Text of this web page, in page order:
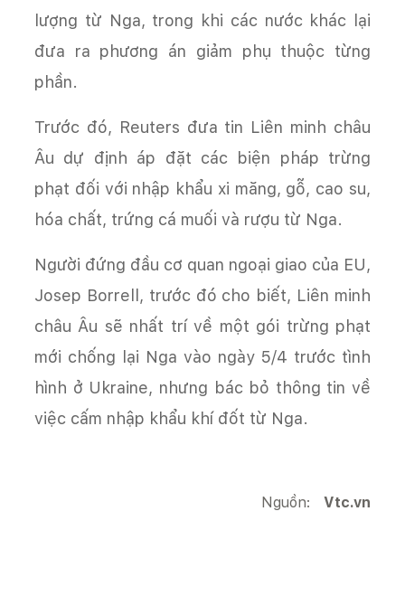
lượng từ Nga, trong khi các nước khác lại
đưa ra phương án giảm phụ thuộc từng
phần.
Trước đó, Reuters đưa tin Liên minh châu
Âu dự định áp đặt các biện pháp trừng
phạt đối với nhập khẩu xi măng, gỗ, cao su,
hóa chất, trứng cá muối và rượu từ Nga.
Người đứng đầu cơ quan ngoại giao của EU,
Josep Borrell, trước đó cho biết, Liên minh
châu Âu sẽ nhất trí về một gói trừng phạt
mới chống lại Nga vào ngày 5/4 trước tình
hình ở Ukraine, nhưng bác bỏ thông tin về
việc cấm nhập khẩu khí đốt từ Nga.
Nguồn: Vtc.vn